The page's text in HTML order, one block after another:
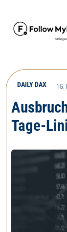
Inhalt
Finanzwissen
DAILY DAX 15.
Tage-